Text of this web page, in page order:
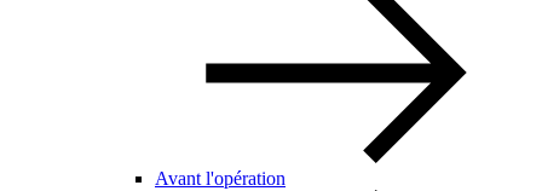
Avant l'opération